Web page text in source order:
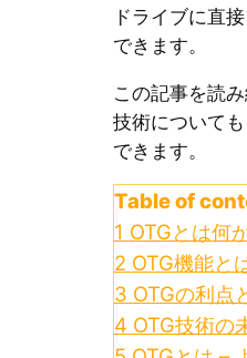
ドライブに直
できます。
この記事を読
技術について
できます。
Table of
1 OTGとは何
2 OTG機能と
3 OTGの利点
4 OTG技術の